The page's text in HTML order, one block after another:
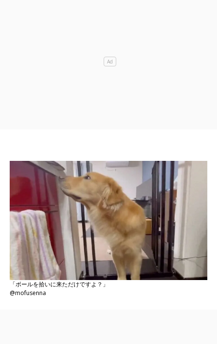
「ボールを拾いに来ただけですよ？」
@mofusenna